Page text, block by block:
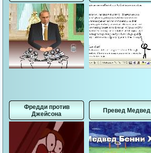
Фредди против
Джейсона
Превед Медвед